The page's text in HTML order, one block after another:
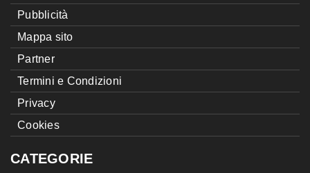
Pubblicità
Mappa sito
Partner
Termini e Condizioni
Privacy
Cookies
CATEGORIE